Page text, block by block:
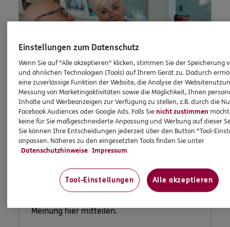
Lob und
Beschwerde
Waren Sie unzufrieden mit uns oder möchten
Meinung hier mitteilen.
Einstellungen zum Datenschutz
Wenn Sie auf "Alle akzeptieren" klicken, stimmen Sie der Speicherung
und ähnlichen Technologien (Tools) auf Ihrem Gerät zu. Dadurch
eine zuverlässige Funktion der Website, die Analyse der
Messung von Marketingaktivitäten sowie die Möglichkeit, Ihnen
Inhalte und Werbeanzeigen zur Verfügung zu stellen, z.B. durch die
Facebook Audiences oder Google Ads. Falls Sienicht zustimmen
keine für Sie maßgeschneiderte Anpassung und Werbung auf dieser
Sie können Ihre Entscheidungen jederzeit über den Button "Tool-
anpassen. Näheres zu den eingesetzten Tools finden Sie unter
Datenschutzhinweise Impressum
Tool-Einstellungen Alle akzeptieren